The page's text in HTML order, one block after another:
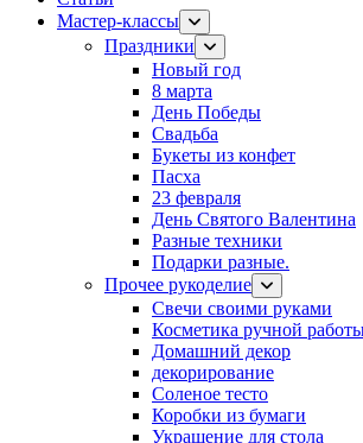
Мастер-классы
Праздники
Новый год
8 марта
День Победы
Свадьба
Букеты из конфет
Пасха
23 февраля
День Святого Валентина
Разные техники
Подарки разные.
Прочее рукоделие
Свечи своими руками
Косметика ручной
Домашний декор
декорирование
Соленое тесто
Коробки из бумаги
Украшение для стола